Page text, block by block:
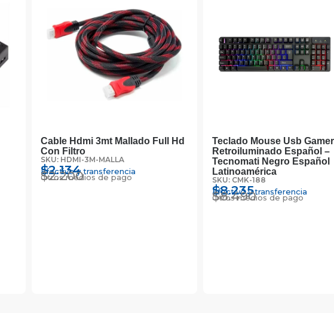
Cable Hdmi 3mt Mallado Full Hd
Con Filtro
SKU: HDMI-3M-MALLA
$2.134
Efectivo y transferencia
$2.200
Otros medios de pago
Teclado Mouse Usb Gamer
Retroiluminado Español –
Tecnomati Negro Español
Latinoamérica
SKU: CMK-188
$8.235
Efectivo y transferencia
$8.490
Otros medios de pago